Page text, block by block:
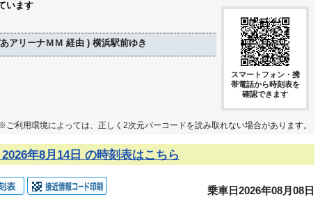
います
アリーナＭＭ 経由 ) 横浜駅前ゆき
スマートフォン・携
帯電話から時刻表を
確認できます
ご利用環境によっては、正しく2次元バーコードを読み取れない場合があります。
年8月14日 の時刻表はこちら
乗車日2026年08月08日